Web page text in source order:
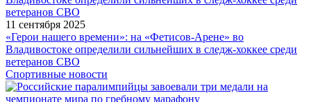
11 сентября 2025
«Герои нашего времени»: на «Фетисов-Арене» во
Владивостоке определили сильнейших в следж-хоккее среди
ветеранов СВО
Спортивные новости